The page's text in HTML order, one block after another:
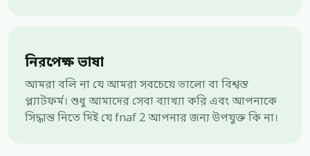
নিরপেক্ষ ভাষা
আমরা বলি না যে আমরা সবচেয়ে ভালো বা বিশ্বস্ত
প্ল্যাটফর্ম। শুধু আমাদের সেবা ব্যাখ্যা করি এবং আপনাকে
সিদ্ধান্ত নিতে দিই যে fnaf 2 আপনার জন্য উপযুক্ত কি না।